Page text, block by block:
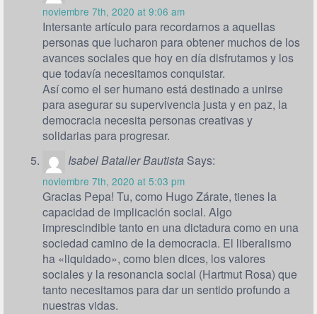
noviembre 7th, 2020 at 9:06 am
Intersante artículo para recordarnos a aquellas
personas que lucharon para obtener muchos de los
avances sociales que hoy en día disfrutamos y los
que todavía necesitamos conquistar.
Así como el ser humano está destinado a unirse
para asegurar su supervivencia justa y en paz, la
democracia necesita personas creativas y
solidarias para progresar.
Isabel Bataller Bautista Says:
noviembre 7th, 2020 at 5:03 pm
Gracias Pepa! Tu, como Hugo Zárate, tienes la
capacidad de implicación social. Algo
imprescindible tanto en una dictadura como en una
sociedad camino de la democracia. El liberalismo
ha «liquidado», como bien dices, los valores
sociales y la resonancia social (Hartmut Rosa) que
tanto necesitamos para dar un sentido profundo a
nuestras vidas.